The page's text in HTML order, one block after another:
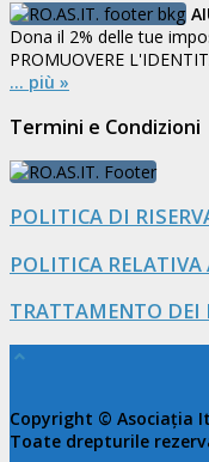
Dona il 2% delle tue
PROMUOVERE
... più »
Termini e Condizioni
POLITICA DI
POLITICA RELATIVA
TRATTAMENTO DEI
Copyright © Asociația
Toate drepturile